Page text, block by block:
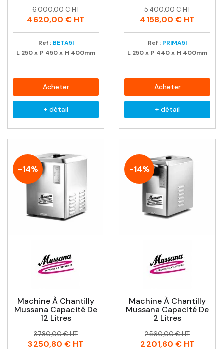
Prix
Prix
habituel
6 000,00 € HT
4 620,00 € HT
Ref : BETA5I
L 250x P 450x H 400mm
Acheter
+ détail
Prix
Prix
habituel
5 400,00 € HT
4 158,00 € HT
Ref : PRIMA5I
L 250x P 440x H 400mm
Acheter
+ détail
-14%
Machine À Chantilly
Mussana Capacité De
12 Litres
Prix
Prix
habituel
3 780,00 € HT
3 250,80 € HT
-14%
Machine À Chantilly
Mussana Capacité De
2 Litres
Prix
Prix
habituel
2 560,00 € HT
2 201,60 €HT